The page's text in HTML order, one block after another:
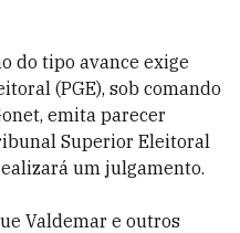
do tipo avance exige
(PGE), sob comando
emita parecer
Superior Eleitoral
um julgamento.
Valdemar e outros